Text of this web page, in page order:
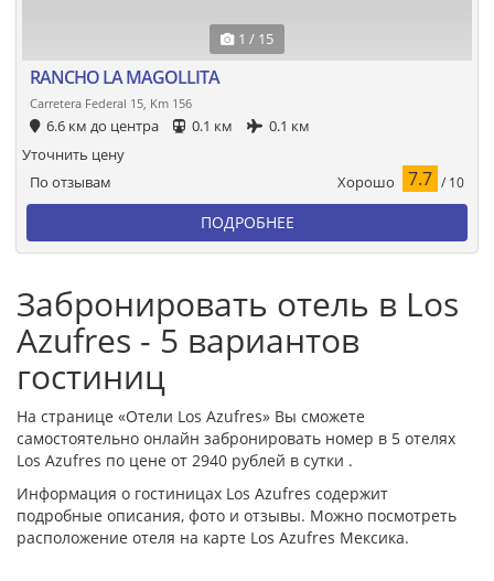
1 / 15
RANCHO LA MAGOLLITA
Carretera Federal 15, Km 156
6.6 км до центра 0.1 км 0.1 км
По отзывам Хорошо 7.7 / 10
Уточнить цену
ПОДРОБНЕЕ
Забронировать отель в Los
Azufres - 5 вариантов
гостиниц
На странице «Отели Los Azufres» Вы сможете
самостоятельно онлайн забронировать номер в 5 отелях
Los Azufres по цене от 2940 рублей в сутки .
Информация о гостиницах Los Azufres содержит
подробные описания, фото и отзывы. Можно посмотреть
расположение отеля на карте Los Azufres Мексика.